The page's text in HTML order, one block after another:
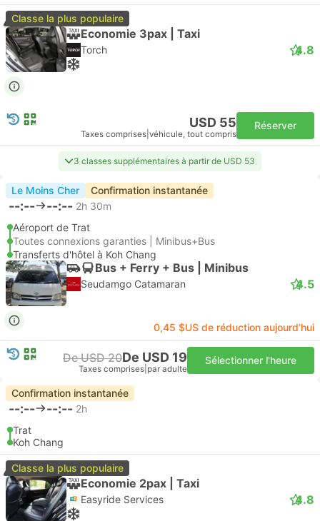
Classe la plus populaire
Economie 3pax | Taxi
Torch 4.8
USD 55
Taxes comprises véhicule, tout compris
Réserver
3 classes supplémentaires à partir de USD 53
Le Moins Cher Confirmation instantanée
--:-- --:-- 2h 30m
Aéroport de Trat
Toutes connexions garanties | Minibus+Bus
Transferts d'hôtel à Koh Chang
Bus + Ferry + Bus | Minibus
Seudamgo Catamaran 4.5
0,45 $US de réduction aujourd’hui
De USD 20De USD 19
Taxes comprises par adulte
Sélectionner l'heure
Confirmation instantanée
--:-- --:-- 2h
Trat
Koh Chang
Classe la plus populaire
Economie 2pax | Taxi
Easyride Services 4.8